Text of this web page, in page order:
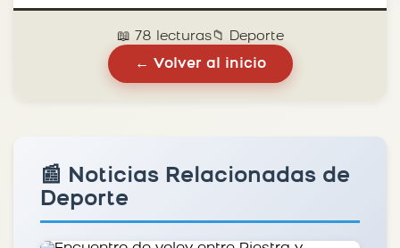
📖 78 lecturas📁 Deporte
← Volver al inicio
📰 Noticias Relacionadas de
Deporte